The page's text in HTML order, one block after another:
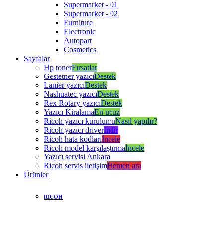
Supermarket - 01
Supermarket - 02
Furniture
Electronic
Autopart
Cosmetics
Sayfalar
Hp tonerFırsatlar
Gestetner yazıcıDestek
Lanier yazıcıDestek
Nashuatec yazıcıDestek
Rex Rotary yazıcıDestek
Yazıcı KiralamaEn ucuz
Ricoh yazıcı kurulumuNasıl yapılır?
Ricoh yazıcı driverİndir
Ricoh hata kodlarıİncele
Ricoh model karşılaştırmaİncele
Yazıcı servisi Ankara
Ricoh servis iletişimHemen ara
Ürünler
RICOH